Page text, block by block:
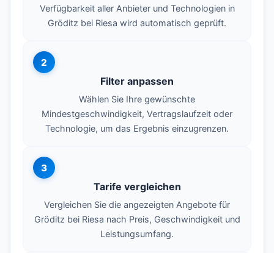
Verfügbarkeit aller Anbieter und Technologien in
Gröditz bei Riesa wird automatisch geprüft.
2
Filter anpassen
Wählen Sie Ihre gewünschte
Mindestgeschwindigkeit, Vertragslaufzeit oder
Technologie, um das Ergebnis einzugrenzen.
3
Tarife vergleichen
Vergleichen Sie die angezeigten Angebote für
Gröditz bei Riesa nach Preis, Geschwindigkeit und
Leistungsumfang.